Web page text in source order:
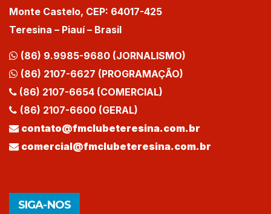
Monte Castelo, CEP: 64017-425
Teresina – Piauí – Brasil
(86) 9.9985-9680 (JORNALISMO)
(86) 2107-6627 (PROGRAMAÇÃO)
(86) 2107-6654 (COMERCIAL)
(86) 2107-6600 (GERAL)
contato@fmclubeteresina.com.br
comercial@fmclubeteresina.com.br
SIGA-NOS